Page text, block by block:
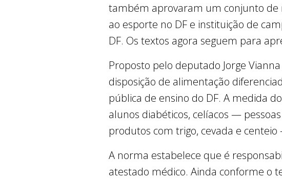
também aprovaram um conjunto de
ao esporte no DF e instituição de
DF. Os textos agora seguem para
Proposto pelo deputado Jorge Vianna
disposição de alimentação
pública de ensino do DF. A medida
alunos diabéticos, celíacos —
produtos com trigo, cevada e
A norma estabelece que é
atestado médico. Ainda conforme o